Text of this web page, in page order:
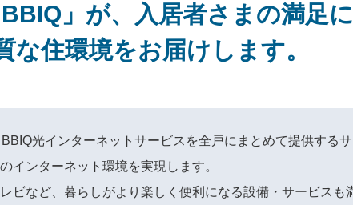
」が、入居者さまの満足
な住環境をお届けします。
光インターネットサービスを全戸にまとめて提供する
インターネット環境を実現します。
ビなど、暮らしがより楽しく便利になる設備・サービスも